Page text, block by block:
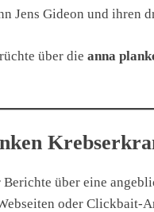
Jens Gideon und ihren
über die anna
über eine
oder Clickbait-